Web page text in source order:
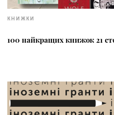
КНИЖКИ
100 найкращих книжок 21